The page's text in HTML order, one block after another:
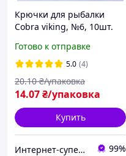
Крючки для рыбалки
Cobra viking, №6, 10шт.
Готово к отправке
5.0 (4)
14.07₴/упаковка
20.10 ₴/упаковка
Купить
Интернет-супермаркет Оптоман 99%